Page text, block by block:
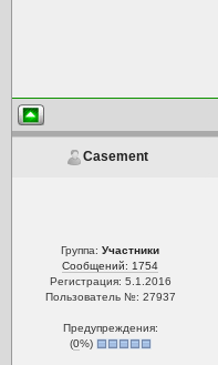
Casement
Группа:Участники
Сообщений: 1754
Регистрация: 5.1.2016
Пользователь №: 27937
Предупреждения:
(0%)